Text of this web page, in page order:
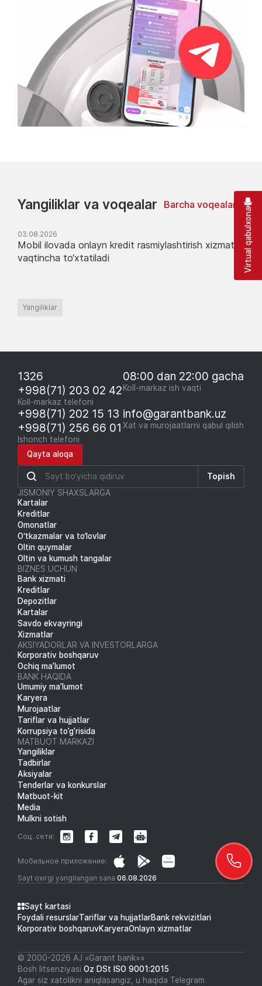
Yangiliklar va voqealar Barcha voqealar
03.08.2026
Mobil ilovada onlayn kredit rasmiylashtirish xizmati
vaqtincha to‘xtatiladi
Yangiliklar
1326
+998(71) 203 02 42
Koll-markaz telefoni
08:00 dan 22:00 gacha
Koll-markaz ish vaqti
+998(71) 202 15 13
+998(71) 256 66 01
Ishonch telefoni
info@garantbank.uz
Xat va murojaatlarni qabul qilish
Qayta aloqa
Topish
JISMONIY SHAXSLARGA
Kartalar
Kreditlar
Omonatlar
O‘tkazmalar va to‘lovlar
Oltin quymalar
Oltin va kumush tangalar
BIZNES UCHUN
Bank xizmati
Kreditlar
Depozitlar
Kartalar
Savdo ekvayringi
Xizmatlar
AKSIYADORLAR VA INVESTORLARGA
Korporativ boshqaruv
Ochiq ma’lumot
BANK HAQIDA
Umumiy ma’lumot
Karyera
Murojaatlar
Tariflar va hujjatlar
Korrupsiya to’g’risida
MATBUOT MARKAZI
Yangiliklar
Tadbirlar
Aksiyalar
Tenderlar va konkurslar
Matbuot-kit
Media
Mulkni sotish
Sayt oxirgi yangilangan sana 06.08.2026
Мобильное приложение:
Соц. сети:
Sayt kartasi
Foydali resurslarTariflar va hujjatlarBank rekvizitlari
Korporativ boshqaruvKaryeraOnlayn xizmatlar
© 2000-2026 АJ «Garant bank»»
Bosh litsenziyasi Oz DSt ISO 9001:2015
Agar siz xatolikni aniqlasangiz, u haqida Telegram
Virtual qabulxona